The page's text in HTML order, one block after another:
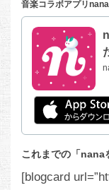
音楽コラボアプリ
これまでの「nana
[blogcard